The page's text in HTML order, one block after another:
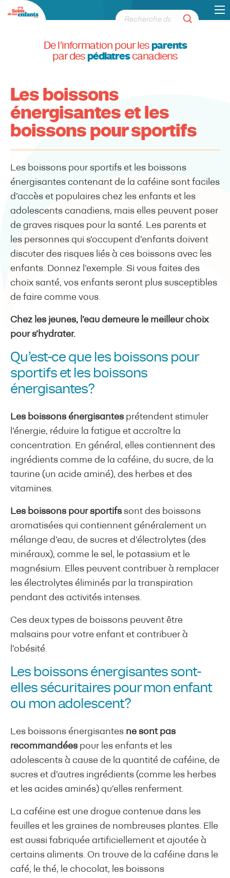
De l’information pour les parents
par des pédiatrescanadiens
Les boissons
énergisantes et les
boissons pour sportifs
Les boissons pour sportifs et les boissons
énergisantes contenant de la caféine sont faciles
d’accès et populaires chez les enfants et les
adolescents canadiens, mais elles peuvent poser
de graves risques pour la santé. Les parents et
les personnes qui s’occupent d’enfants doivent
discuter des risques liés à ces boissons avec les
enfants. Donnez l’exemple. Si vous faites des
choix santé, vos enfants seront plus susceptibles
de faire comme vous.
Chez les jeunes, l’eau demeure le meilleur choix
pour s’hydrater.
Qu’est-ce que les boissons pour
sportifs et les boissons
énergisantes?
Les boissons énergisantes prétendent stimuler
l’énergie, réduire la fatigue et accroître la
concentration. En général, elles contiennent des
ingrédients comme de la caféine, du sucre, de la
taurine (un acide aminé), des herbes et des
vitamines.
Les boissons pour sportifs sont des boissons
aromatisées qui contiennent généralement un
mélange d’eau, de sucres et d’électrolytes (des
minéraux), comme le sel, le potassium et le
magnésium. Elles peuvent contribuer à remplacer
les électrolytes éliminés par la transpiration
pendant des activités intenses.
Ces deux types de boissons peuvent être
malsains pour votre enfant et contribuer à
l’obésité.
Les boissons énergisantes sont-
elles sécuritaires pour mon enfant
ou mon adolescent?
Les boissons énergisantes ne sont pas
recommandées pour les enfants et les
adolescents à cause de la quantité de caféine, de
sucres et d’autres ingrédients (comme les herbes
et les acides aminés) qu’elles renferment.
La caféine est une drogue contenue dans les
feuilles et les graines de nombreuses plantes. Elle
est aussi fabriquée artificiellement et ajoutée à
certains aliments. On trouve de la caféine dans le
café, le thé, le chocolat, les boissons